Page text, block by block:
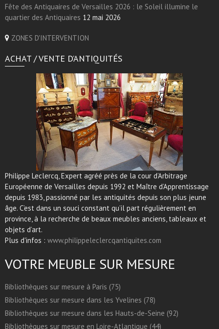
Fête des Antiquaires de Versailles 2026 : le Soleil illumine le
quartier des Antiquaires 12 mai 2026
ZONES D'INTERVENTION
ACHAT / VENTE D’ANTIQUITÉS
Philippe Leclercq, Expert agréé près de la cour d’Arbitrage
Européenne de Versailles depuis 1992 et Maître d’Apprentissage
depuis 1983, passionné par les antiquités depuis son plus jeune
âge. C’est dans un souci constant qu’il part régulièrement en
province, à la recherche de beaux meubles anciens, tableaux et
objets d’art.
Plus d'infos : www.philippeleclercqantiquites.com
VOTRE MEUBLE SUR MESURE
Bibliothèques sur mesure à Paris (75)
Bibliothèques sur mesure dans les Yvelines (78)
Bibliothèques sur mesure dans les Hauts-de-Seine (92)
Bibliothèques sur mesure en Loire-Atlantique (44)